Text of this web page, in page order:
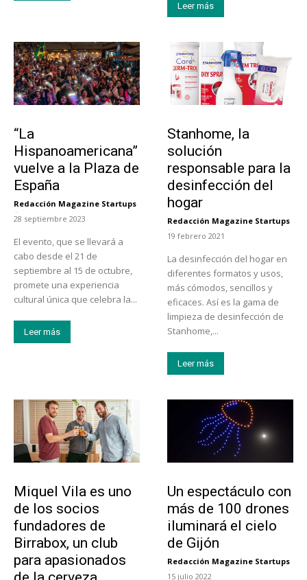
Leer más
“La
Hispanoamericana”
vuelve a la Plaza de
España
Redacción Magazine Startups
-
28 septiembre 2023
El evento, que se llevará a
cabo desde el 21 de
septiembre al 15 de octubre,
promete una experiencia
cultural única que celebra la...
Leer más
Stanhome, la
solución
responsable para la
desinfección del
hogar
Redacción Magazine Startups
-
19 febrero 2021
La desinfección del hogar en
diferentes formatos y usos,
más cómodos, sencillos y
eficaces. Así es la gama de
limpieza de desinfección de
Stanhome,...
Leer más
Miquel Vila es uno
de los socios
fundadores de
Birrabox, un club
para apasionados
Un espectáculo con
más de 100 drones
iluminará el cielo
de Gijón
Redacción Magazine Startups
-
15 julio 2022